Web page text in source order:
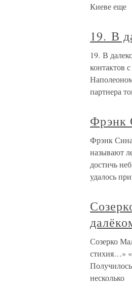
Киеве еще
19. В
19. В
контактов
партнера
Фрэнк
Фрэнк
называют
достичь
удалось
Созерко
стихия…»
несколько